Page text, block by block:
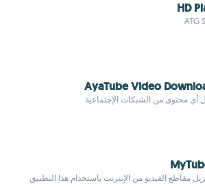
HD
ATG
AyaTube Video
أي محتوى من الشبكات الإجتماعية
مقاطع الفيديو من الإنترنت باستخدام هذا التطبيق